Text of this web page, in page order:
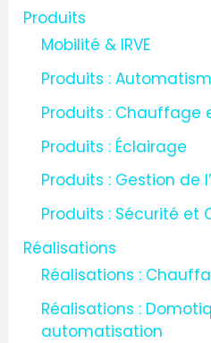
:Produits
Mobilité & IRVE
Produits :
Produits : Chauffage
Produits : Éclairage
Produits : Gestion de
Produits : Sécurité et
Réalisations
Réalisations :
Réalisations :
automatisation